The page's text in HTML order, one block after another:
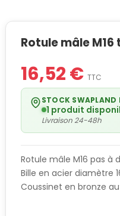
Rotule mâle
16,52 € TTC
STOCK SWAPLAND
1 produit
Livraison 24-48h
Rotule mâle M16 pas à
Bille en acier diamètre
Coussinet en bronze